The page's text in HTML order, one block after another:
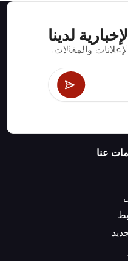
لدينا
والمقالات.
لألعاب الكازينو مثل
عنا